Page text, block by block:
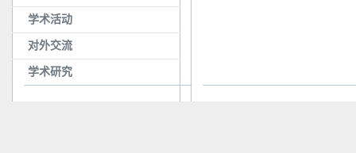
学术活动
对外交流
学术研究